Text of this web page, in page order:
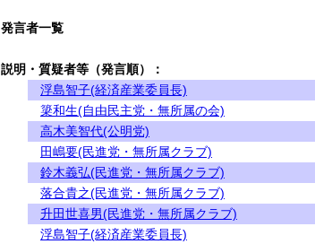
発言者一覧
説明・質疑者等（発言順）：
浮島智子(経済産業委員長)
簗和生(自由民主党・無所属の会)
高木美智代(公明党)
田嶋要(民進党・無所属クラブ)
鈴木義弘(民進党・無所属クラブ)
落合貴之(民進党・無所属クラブ)
升田世喜男(民進党・無所属クラブ)
浮島智子(経済産業委員長)